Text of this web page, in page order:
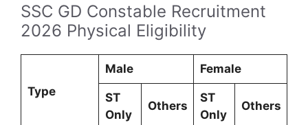
SSC GD Constable Recruitment
2026 Physical Eligibility
Type
Male Female
ST
Only
Others
ST
Only
Others